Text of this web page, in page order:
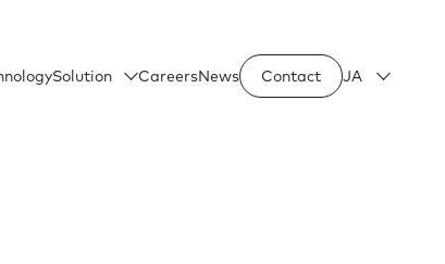
Solution CareersNews Contact JA